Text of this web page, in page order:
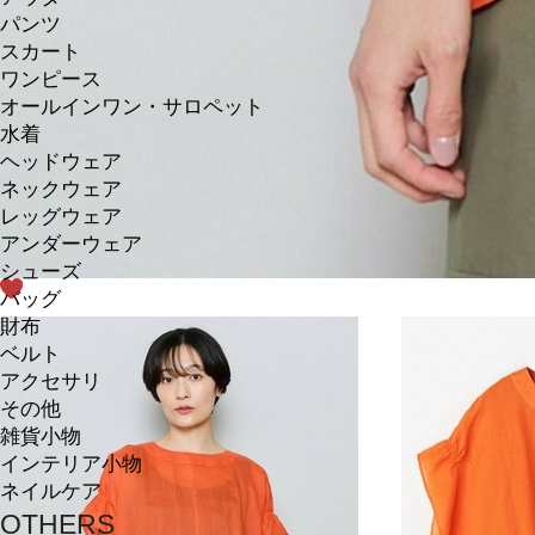
パンツ
スカート
ワンピース
オールインワン・サロペット
水着
ヘッドウェア
ネックウェア
レッグウェア
アンダーウェア
シューズ
バッグ
財布
ベルト
アクセサリ
その他
雑貨小物
インテリア小物
ネイルケア
OTHERS